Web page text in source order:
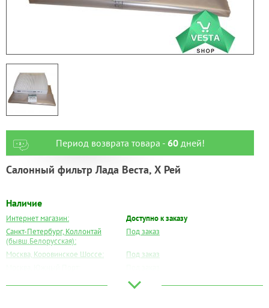
Период возврата товара - 60дней!
Салонный фильтр Лада Веста, Х Рей
Наличие
Интернет магазин:
Доступно к заказу
Санкт-Петербург, Коллонтай
(бывш.Белорусская):
Под заказ
Москва, Коровинское Шоссе:
Под заказ
Под заказ